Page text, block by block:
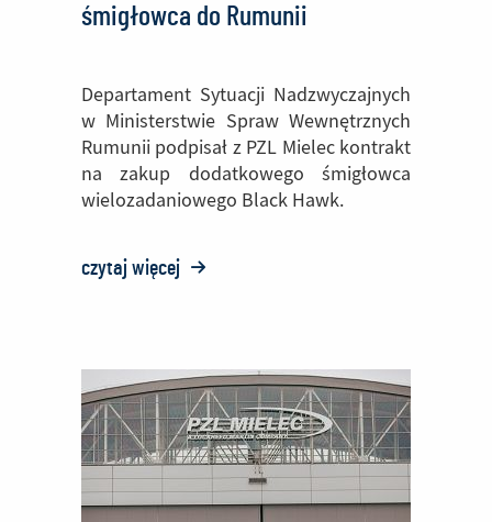
śmigłowca do Rumunii
Departament Sytuacji Nadzwyczajnych
w Ministerstwie Spraw Wewnętrznych
Rumunii podpisał z PZL Mielec kontrakt
na zakup dodatkowego śmigłowca
wielozadaniowego Black Hawk.
czytaj więcej o:
zakontraktował
dostawę
dodatkowego
śmigłowca
do